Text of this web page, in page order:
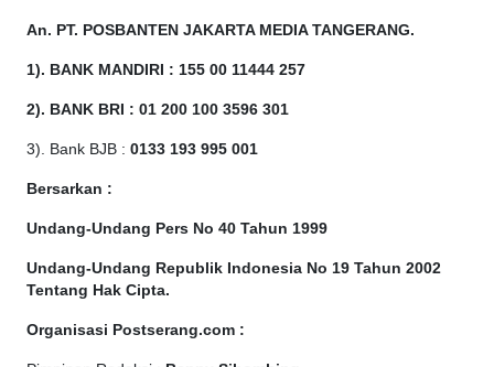
An. PT. POSBANTEN JAKARTA MEDIA TANGERANG.
1). BANK MANDIRI : 155 00 11444 257
2). BANK BRI : 01 200 100 3596 301
3). Bank BJB : 0133 193 995 001
Bersarkan :
Undang-Undang Pers No 40 Tahun 1999
Undang-Undang Republik Indonesia No 19 Tahun 2002
Tentang Hak Cipta.
Organisasi Postserang.com :